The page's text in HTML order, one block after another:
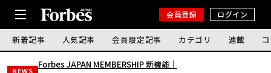
会員登録 ログイン
新着記事 人気記事 会員限定記事 カテゴリ 連載
NEWS
Forbes JAPAN MEMBERSHIP 新機能｜